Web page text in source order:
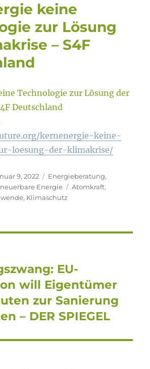
keine
zur Lösung
– S4F
Technologie zur Lösung der
Deutschland
kernenergie-keine-
loesung-der-klimakrise/
9, 2022 Kategorien
Energieberatung,
Energie Schlagwörter
Atomkraft,
, Klimaschutz
EU-
will Eigentümer
zur Sanierung
– DER SPIEGEL